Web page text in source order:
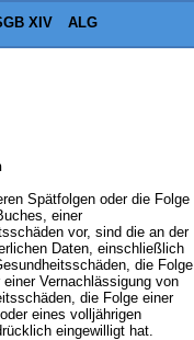
XIV ALG
Spätfolgen oder die Folge
einer
vor, sind die an der
Daten, einschließlich
die Folge
Vernachlässigung von
die Folge einer
eines volljährigen
eingewilligt hat.